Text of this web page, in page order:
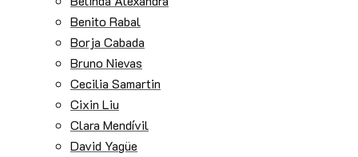
Benito Rabal
Borja Cabada
Bruno Nievas
Cecilia Samartin
Cixin Liu
Clara Mendívil
David Yagüe